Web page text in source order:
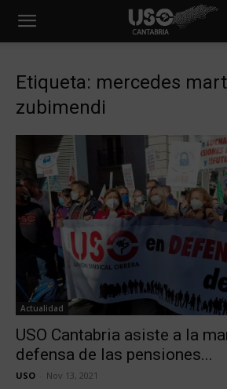
Etiqueta: mercedes
zubimendi
Actualidad
USO Cantabria asiste a la
defensa de las pensiones...
USO Nov 13, 2021